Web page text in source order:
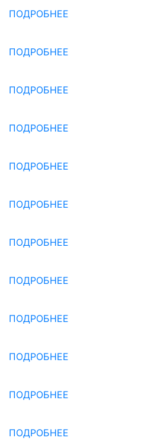
ПОДРОБНЕЕ
ПОДРОБНЕЕ
ПОДРОБНЕЕ
ПОДРОБНЕЕ
ПОДРОБНЕЕ
ПОДРОБНЕЕ
ПОДРОБНЕЕ
ПОДРОБНЕЕ
ПОДРОБНЕЕ
ПОДРОБНЕЕ
ПОДРОБНЕЕ
ПОДРОБНЕЕ